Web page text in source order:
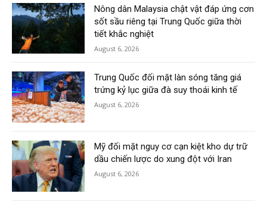
Nông dân Malaysia chật vật đáp ứng cơn
sốt sầu riêng tại Trung Quốc giữa thời
tiết khắc nghiệt
August 6, 2026
Trung Quốc đối mặt làn sóng tăng giá
trứng kỷ lục giữa đà suy thoái kinh tế
August 6, 2026
Mỹ đối mặt nguy cơ cạn kiệt kho dự trữ
dầu chiến lược do xung đột với Iran
August 6, 2026